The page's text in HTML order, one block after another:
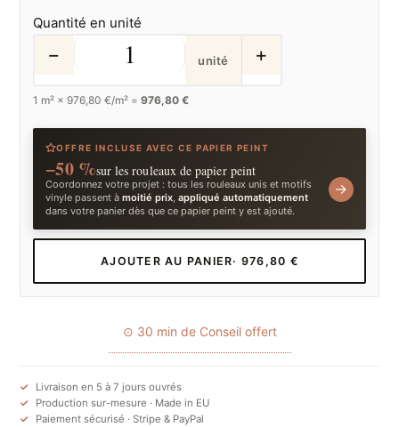
Quantité en unité
− unité +
1 m² ×976,80 €/m² =976,80 €
OFFRE INCLUSE AVEC CE PAPIER PEINT
−50 %sur les rouleaux de papier peint
Coordonnez votre projet : tous les rouleaux unis et motifs
vinyle passent àmoitié prix,appliqué automatiquement
dans votre panier dès que ce papier peint y est ajouté.
→
AJOUTER AU PANIER· 976,80 €
⊙ 30 min de Conseil offert
Livraison en 5 à 7 jours ouvrés
Production sur-mesure · Made in EU
Paiement sécurisé · Stripe & PayPal